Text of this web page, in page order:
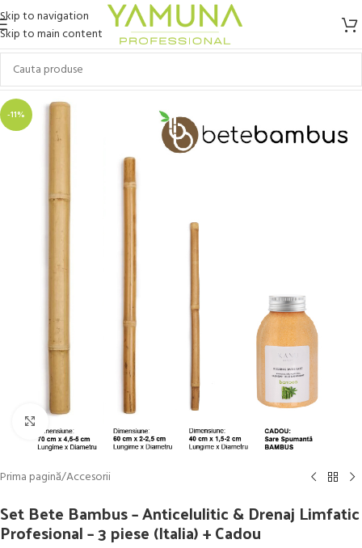
Skip to navigation
Skip to main content
-11%
Prima pagină/Accesorii
Set Bete Bambus – Anticelulitic & Drenaj Limfatic
Profesional – 3 piese (Italia) + Cadou